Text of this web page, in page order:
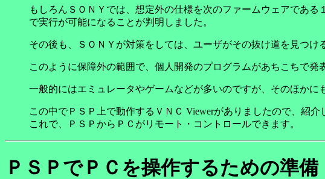
もしろんＳＯＮＹでは、想定外の仕様を次のファームウェアであ
で実行が可能になることが判明しました。
その後も、ＳＯＮＹが対策をしては、ユーザがその抜け道を見つけ
このように保障外の範囲で、個人開発のプログラムがあちこちで発
一般的にはエミュレータやゲームなどが多いのですが、そのほかに
この中でＰＳＰ上で動作するＶＮＣ Viewerがありましたので、紹介
これで、ＰＳＰからＰＣがリモート・コントロールできます。
ＰＳＰでＰＣを操作するための準備